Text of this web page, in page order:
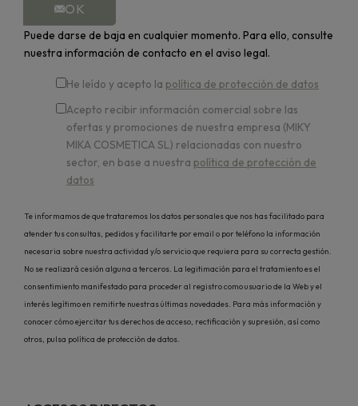
OK
Puede darse de baja en cualquier momento. Para ello, consulte
nuestra información de contacto en el aviso legal.
He leído y acepto la política de protección de datos
Acepto recibir información comercial sobre las
ofertas y promociones de nuestra empresa (MIKY
MIKA COSMETICA SL) relacionadas con nuestro
sector, en base a nuestra política de protección de
datos
Te informamos de que trataremos los datos personales que nos has facilitado para
atender tus consultas, pedidos y facilitarte por email o por teléfono la información
necesaria sobre nuestra actividad y/o servicio que requiera para su correcta gestión.
No se realizará cesión alguna a terceros. La legitimación para el tratamiento es el
consentimiento manifestado para proceder al registro como usuario de la Web y el
interés legítimo en remitirte nuestras últimas novedades. Para más información y
conocer cómo ejercitar tus derechos de acceso, rectificación y supresión, así como
otros, pulsa política de protección de datos.